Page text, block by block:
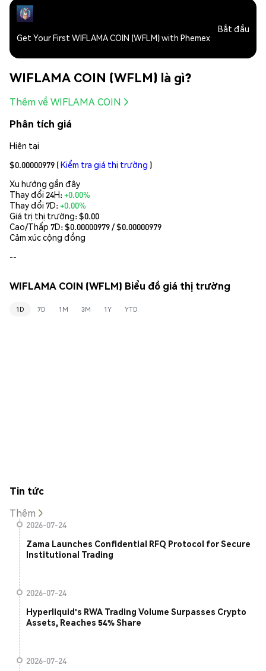
Get Your First WIFLAMA COIN (WFLM) with Phemex
Bắt đầu
WIFLAMA COIN (WFLM) là gì?
Thêm về WIFLAMA COIN
Phân tích giá
Hiện tại
$0.00000979 (Kiểm tra giá thị trường )
Xu hướng gần đây
Thay đổi 24H:+0.00%
Thay đổi 7D:+0.00%
Giá trị thị trường:$0.00
Cao/Thấp 7D: $0.00000979/ $0.00000979
Cảm xúc cộng đồng
--
WIFLAMA COIN (WFLM) Biểu đồ giá thị trường
1D 7D 1M 3M 1Y YTD
Tin tức
Thêm
2026-07-24
Zama Launches Confidential RFQ Protocol for Secure
Institutional Trading
2026-07-24
Hyperliquid's RWA Trading Volume Surpasses Crypto
Assets, Reaches 54% Share
2026-07-24